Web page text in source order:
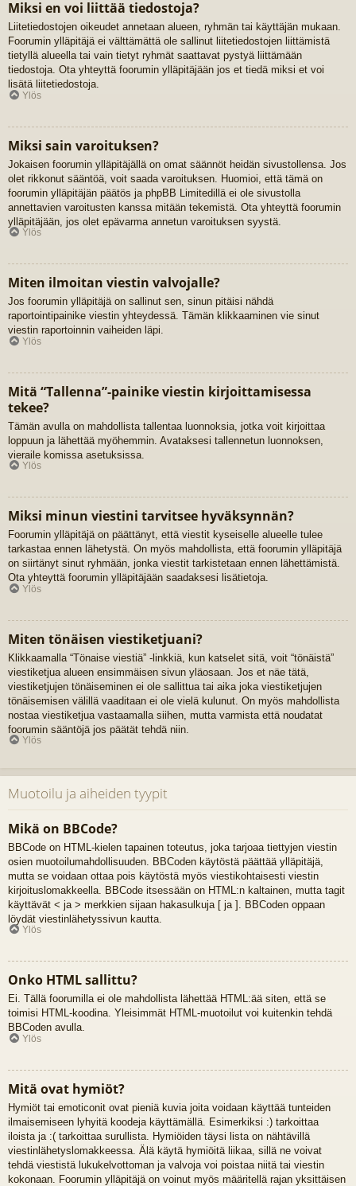
Miksi en voi liittää tiedostoja?
Liitetiedostojen oikeudet annetaan alueen, ryhmän tai käyttäjän mukaan.
Foorumin ylläpitäjä ei välttämättä ole sallinut liitetiedostojen liittämistä
tietyllä alueella tai vain tietyt ryhmät saattavat pystyä liittämään
tiedostoja. Ota yhteyttä foorumin ylläpitäjään jos et tiedä miksi et voi
lisätä liitetiedostoja.
Ylös
Miksi sain varoituksen?
Jokaisen foorumin ylläpitäjällä on omat säännöt heidän sivustollensa. Jos
olet rikkonut sääntöä, voit saada varoituksen. Huomioi, että tämä on
foorumin ylläpitäjän päätös ja phpBB Limitedillä ei ole sivustolla
annettavien varoitusten kanssa mitään tekemistä. Ota yhteyttä foorumin
ylläpitäjään, jos olet epävarma annetun varoituksen syystä.
Ylös
Miten ilmoitan viestin valvojalle?
Jos foorumin ylläpitäjä on sallinut sen, sinun pitäisi nähdä
raportointipainike viestin yhteydessä. Tämän klikkaaminen vie sinut
viestin raportoinnin vaiheiden läpi.
Ylös
Mitä “Tallenna”-painike viestin kirjoittamisessa
tekee?
Tämän avulla on mahdollista tallentaa luonnoksia, jotka voit kirjoittaa
loppuun ja lähettää myöhemmin. Avataksesi tallennetun luonnoksen,
vieraile komissa asetuksissa.
Ylös
Miksi minun viestini tarvitsee hyväksynnän?
Foorumin ylläpitäjä on päättänyt, että viestit kyseiselle alueelle tulee
tarkastaa ennen lähetystä. On myös mahdollista, että foorumin ylläpitäjä
on siirtänyt sinut ryhmään, jonka viestit tarkistetaan ennen lähettämistä.
Ota yhteyttä foorumin ylläpitäjään saadaksesi lisätietoja.
Ylös
Miten tönäisen viestiketjuani?
Klikkaamalla “Tönaise viestiä” -linkkiä, kun katselet sitä, voit “tönäistä”
viestiketjua alueen ensimmäisen sivun yläosaan. Jos et näe tätä,
viestiketjujen tönäiseminen ei ole sallittua tai aika joka viestiketjujen
tönäisemisen välillä vaaditaan ei ole vielä kulunut. On myös mahdollista
nostaa viestiketjua vastaamalla siihen, mutta varmista että noudatat
foorumin sääntöjä jos päätät tehdä niin.
Ylös
Muotoilu ja aiheiden tyypit
Mikä on BBCode?
BBCode on HTML-kielen tapainen toteutus, joka tarjoaa tiettyjen viestin
osien muotoilumahdollisuuden. BBCoden käytöstä päättää ylläpitäjä,
mutta se voidaan ottaa pois käytöstä myös viestikohtaisesti viestin
kirjoituslomakkeella. BBCode itsessään on HTML:n kaltainen, mutta tagit
käyttävät < ja > merkkien sijaan hakasulkuja [ ja ]. BBCoden oppaan
löydät viestinlähetyssivun kautta.
Ylös
Onko HTML sallittu?
Ei. Tällä foorumilla ei ole mahdollista lähettää HTML:ää siten, että se
toimisi HTML-koodina. Yleisimmät HTML-muotoilut voi kuitenkin tehdä
BBCoden avulla.
Ylös
Mitä ovat hymiöt?
Hymiöt tai emoticonit ovat pieniä kuvia joita voidaan käyttää tunteiden
ilmaisemiseen lyhyitä koodeja käyttämällä. Esimerkiksi :) tarkoittaa
iloista ja :( tarkoittaa surullista. Hymiöiden täysi lista on nähtävillä
viestinlähetyslomakkeessa. Älä käytä hymiöitä liikaa, sillä ne voivat
tehdä viestistä lukukelvottoman ja valvoja voi poistaa niitä tai viestin
kokonaan. Foorumin ylläpitäjä on voinut myös määritellä rajan yksittäisen